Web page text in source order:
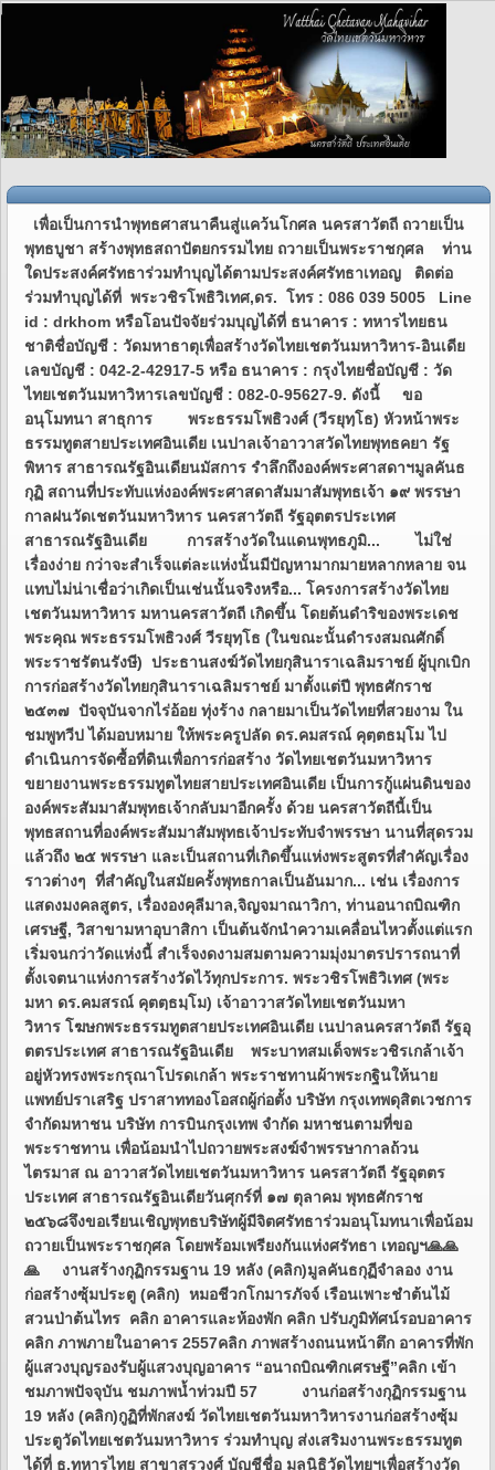
เพื่อเป็นการนำพุทธศาสนาคืนสู่แคว้นโกศล นครสาวัตถี ถวายเป็นพุทธบูชา สร้างพุทธสถาปัตยกรรมไทย ถวายเป็นพระราชกุศล ท่านใดประสงค์ศรัทธาร่วมทำบุญได้ตามประสงค์ศรัทธาเทอญ ติดต่อร่วมทำบุญได้ที่ พระวชิรโพธิวิเทศ,ดร. โทร : 086 039 5005 Line id : drkhom หรือโอนปัจจัยร่วมบุญได้ที่ ธนาคาร : ทหารไทยธนชาติชื่อบัญชี : วัดมหาธาตุเพื่อสร้างวัดไทยเชตวันมหาวิหาร-อินเดียเลขบัญชี : 042-2-42917-5 หรือ ธนาคาร : กรุงไทยชื่อบัญชี : วัดไทยเชตวันมหาวิหารเลขบัญชี : 082-0-95627-9. ดังนี้ ขออนุโมทนา สาธุการ พระธรรมโพธิวงศ์ (วีรยุทฺโธ) หัวหน้าพระธรรมทูตสายประเทศอินเดีย เนปาลเจ้าอาวาสวัดไทยพุทธคยา รัฐพิหาร สาธารณรัฐอินเดียนมัสการ รำลึกถึงองค์พระศาสดาฯมูลคันธกุฏิ สถานที่ประทับแห่งองค์พระศาสดาสัมมาสัมพุทธเจ้า ๑๙ พรรษากาลฝนวัดเชตวันมหาวิหาร นครสาวัตถี รัฐอุตตรประเทศ สาธารณรัฐอินเดีย การสร้างวัดในแดนพุทธภูมิ... ไม่ใช่เรื่องง่าย กว่าจะสำเร็จแต่ละแห่งนั้นมีปัญหามากมายหลากหลาย จนแทบไม่น่าเชื่อว่าเกิดเป็นเช่นนั้นจริงหรือ... โครงการสร้างวัดไทยเชตวันมหาวิหาร มหานครสาวัตถี เกิดขึ้น โดยต้นดำริของพระเดชพระคุณ พระธรรมโพธิวงศ์ วีรยุทฺโธ (ในขณะนั้นดำรงสมณศักดิ์ พระราชรัตนรังษี) ประธานสงฆ์วัดไทยกุสินาราเฉลิมราชย์ ผู้บุกเบิก การก่อสร้างวัดไทยกุสินาราเฉลิมราชย์ มาตั้งแต่ปี พุทธศักราช ๒๕๓๗ ปัจจุบันจากไร่อ้อย ทุ่งร้าง กลายมาเป็นวัดไทยที่สวยงาม ในชมพูทวีป ได้มอบหมาย ให้พระครูปลัด ดร.คมสรณ์ คุตฺตธมฺโม ไปดำเนินการจัดซื้อที่ดินเพื่อการก่อสร้าง วัดไทยเชตวันมหาวิหาร ขยายงานพระธรรมทูตไทยสายประเทศอินเดีย เป็นการกู้แผ่นดินขององค์พระสัมมาสัมพุทธเจ้ากลับมาอีกครั้ง ด้วย นครสาวัตถีนี้เป็นพุทธสถานที่องค์พระสัมมาสัมพุทธเจ้าประทับจำพรรษา นานที่สุดรวมแล้วถึง ๒๕ พรรษา และเป็นสถานที่เกิดขึ้นแห่งพระสูตรที่สำคัญเรื่องราวต่างๆ ที่สำคัญในสมัยครั้งพุทธกาลเป็นอันมาก... เช่น เรื่องการแสดงมงคลสูตร, เรื่ององคุลีมาล,จิญจมาณาวิกา, ท่านอนาถบิณฑิกเศรษฐี, วิสาขามหาอุบาสิกา เป็นต้นจักนำความเคลื่อนไหวตั้งแต่แรกเริ่มจนกว่าวัดแห่งนี้ สำเร็จงดงามสมตามความมุ่งมาตรปรารถนาที่ตั้งเจตนาแห่งการสร้างวัดไว้ทุกประการ. พระวชิรโพธิวิเทศ (พระมหา ดร.คมสรณ์ คุตตฺธมฺโม) เจ้าอาวาสวัดไทยเชตวันมหาวิหาร โฆษกพระธรรมทูตสายประเทศอินเดีย เนปาลนครสาวัตถี รัฐอุตตรประเทศ สาธารณรัฐอินเดีย พระบาทสมเด็จพระวชิรเกล้าเจ้าอยู่หัวทรงพระกรุณาโปรดเกล้า พระราชทานผ้าพระกฐินให้นายแพทย์ปราเสริฐ ปราสาททองโอสถผู้ก่อตั้ง บริษัท กรุงเทพดุสิตเวชการ จํากัดมหาชน บริษัท การบินกรุงเทพ จํากัด มหาชนตามที่ขอพระราชทาน เพื่อน้อมนําไปถวายพระสงฆ์จําพรรษากาลถ้วนไตรมาส ณ อาวาสวัดไทยเชตวันมหาวิหาร นครสาวัตถี รัฐอุตตรประเทศ สาธารณรัฐอินเดียวันศุกร์ที่ ๑๗ ตุลาคม พุทธศักราช ๒๕๖๘จึงขอเรียนเชิญพุทธบริษัทผู้มีจิตศรัทธาร่วมอนุโมทนาเพื่อน้อมถวายเป็นพระราชกุศล โดยพร้อมเพรียงกันแห่งศรัทธา เทอญฯ🙏🙏🙏 งานสร้างกุฏิกรรมฐาน 19 หลัง (คลิก)มูลคันธกุฏีจำลอง งานก่อสร้างซุ้มประตู (คลิก) หมอชีวกโกมารภัจจ์ เรือนเพาะชำต้นไม้สวนป่าต้นไทร คลิก อาคารและห้องพัก คลิก ปรับภูมิทัศน์รอบอาคารคลิก ภาพภายในอาคาร 2557คลิก ภาพสร้างถนนหน้าตึก อาคารที่พักผู้แสวงบุญรองรับผู้แสวงบุญอาคาร “อนาถบิณฑิกเศรษฐี”คลิก เข้าชมภาพปัจจุบัน ชมภาพน้ำท่วมปี 57 งานก่อสร้างกุฏิกรรมฐาน 19 หลัง (คลิก)กูฏิที่พักสงฆ์ วัดไทยเชตวันมหาวิหารงานก่อสร้างซุ้มประตูวัดไทยเชตวันมหาวิหาร ร่วมทำบุญ ส่งเสริมงานพระธรรมทูต ได้ที่ ธ.ทหารไทย สาขาสุรวงศ์ บัญชีชื่อ มูลนิธิวัดไทยฯเพื่อสร้างวัดเชตวันมหาวิหาร-อินเดีย บัญชีออมทรัพย์ เลขที่ 078-2-14801-9 โทร.อินเดีย +919621626090 หรือ โทร.ไทย 0860395005 ขอเจริญพร ร่วมทำบุญ คลิกดูรายละเอียด (ที่นี่) ถวายกุฎิกรรมฐาน ถวายการต้อนรับคณะวัดมเหยงคณ์ แจกผ้าห่มกันหนาว คณะพระนวกโพธิ สำนักเลขานายกฯ ทอดผ้ากฐินสามัคคี ๒๕๖๐ ขออนุโมทนาบุญ เจ้าภาพทอดผ้ากฐินสามัคคี" ประธานโดย นายประสิทธิ์ เตชะกมลสุข (ครอบครัวเตชะคูณพิพัฒน์) กรรมการผู้จัดการ หจก.อวนเจริญ สัมพันธวงศ์ กรุงเทพมหานคร ถวายแด่พระสงฆ์ผู้จำพรรษากาลถ้วนไตรมาส โดยพระครูปริยัติโพธิวิเทศ ( พระมหา คร.คมสรณ์ คุตตฺธมฺโม)เจ้าอาวาสวัดไทยเชตวันมหาวิหาร นครสาว้ตถี รับเป็นผู้ครองผ้าไตรจีวร ในพรรษาอันถ้วนไตรมาสนี้ คณะสงฆ์แช่ซ้อง พร้อม อนุโมทนา สาธุการ ...ในวันเสาร์ที่ ๒๑ ตุลาคม ๒๕๖๐ ตรงกับวันแรม ๒ ค่ำเดือน ๑๒ ก่อนที่จะรับพรจากคณะสงฆ์ คณะผู้แสวงบุญได้ร่วมใจกัน ร้องเพลง สรรเสริญพระบารมี น้อมรำลึก และถวายผลของบุญ อันปฏิบัติดีแล้ว แด่พระบาทสมเด็จ พระเจ้าอยู่หัว ภูมิพลอดุลยเดช รัชกาลที่ ๙ ในพระบรมโกฏิ จากนั้นพระสงฆ์ให้พร ขอความสุข ความเจริญพึงมีแด่ผู้ปฏิบัตดี ปฏิบัติชอบ สืบไป เทอญ...ดูภาพเพิ่มเติม พระราชทานผ้าพระกฐินพระราชทานปี ๒๕๕๙วันอาทิตย์ที่ ๖ พฤศจิกายน ๒๕๕๙ เวลา ๐๙.๐๐ น.นางสาวมาริษา คุวานันท์ กรรมการผู้จัดการ บริษัท โตโยต้า นครสวรรค์ และบริษัทในเครือโค้วยู่ฮะ ได้อัญเชิญผ้าพระกฐินพระราชทานและบริวารกฐินทั้งปวง ของพระบาทสมเด็จพระปรมินทรมหาภูมิพลอดุลยเดช มหิตลาธิเบศรรามาธิบดี จักรีนฤบดินทร สยามินทราธิราช บรมนาถบพิตร ในพระบรมโกศ ผู้ทรงพระคุณอันประเสริฐ กอปรด้วยพระราชศรัทธา ทรงพระกรุณาโปรดเกล้าฯ พระราชทานให้ เพื่อน้อมนำมาทอดถวายแด่พระภิกษุสงฆ์ผู้อยู่จำพรรษากาลถ้วนไตรมาส ณ วัดไทยเชตวันมหาวิหาร นครสาวัตถี รัฐยูพี สาธารณรัฐอินเดีย ที่ศาลาหอสวดมนต์พิธีชั่วคราว เพื่อกระทำกาลอันควรแก่กฐินัตถารกิจตามพระบรมพุทธานุญาต ให้ภิกษุซึ่งอยู่จำพรรษากาลถ้วนไตรมาสแล้ว กระทำกฐินัตถารกิจพิธี ด้วยผ้าที่บังเกิดในจีวรกาล และเมื่อได้กรานกฐินแล้ว อานิสงส์คุณ ๕ ประการ จะพึงสำเร็จแก่สงฆ์ทั้งปวงผู้ที่ได้กรานกฐิน กับทั้งจีวรกาล ยืดออกไป ๔ เดือน คือ โดยมีพระเดชพระคุณ พระเทพโพธิวิเทศ (วีรยุทฺโธ) หัวหน้าพระธรรมทูต สายอินเดีย-เนปาล เป็นประธานในการอปโลกน์ผ้าพระกฐินพระราชทาน และพระครูปริยัติโพธิวิเทศ (คมสรณ์) เจ้าอาวาสวัดไทยเชตวันมหาวิหาร นั่งองค์ที่ ๒ และเหล่าพระสงฆ์ทรงสมณศักดิ์ตามลำดับ ซึ่งพร้อมปัจจัยอันเป็นบริวารจำนวนทั้งสิ้น ๑๙,๒๑๗,๓๐๙.- บาท จึงขออนุโมทนาโดยทั่วกันทุกท่านเทอญ. เมื่อวันที่ ๖ พฤศจิกายน ๒๕๕๙ เวลา ๑๒.๓๐ น. ในวันถวายผ้าพระกฐินพระราชทาน โดยเวลาต่อเนื่อง ได้ถือเอาฤกษ์วันนี้เป็นวันเปิด "อาคารอนาถบิณฑิกเศรษฐี" เพื่อเป็นอาคารที่พักรับรองอันสัปปายะแด่ผู้ที่มาแสวงบุญจากทั่วทุกมุมโลกที่เดินทางหลั่งไหลมาแสวงบุญยังนครสาวัตถี รัฐยูพี สาธารณรัฐอินเดียแห่งนี้ อันมีพุทธสถานในสมัยพุทธกาลมากมายให้มองถึงความเป็นไป ประธานโดย พระเดชพระคุณพระเทพโพธิวิเทศ (วีรยุทฺโธ) ห้วหน้าพระธรรมทูตอินเดีย-เนปาล พร้อมศิษยานุศิษย์พระธรรมทูต จิตอาสา และเจ้าภาพหลัก พร้อมทั้งอุบาสกอุบาสิกาพุทธศาสนิกชน ผู้มีความศรัทธาได้มีส่วนร่วมสร้างวัดวาอารามทุกคนทุกท่าน ทั้งชาวไทย- ต่างประเทศ จึงขอเชิญร่วมอนุโมทนาบุญพร้อมเพรียงกันด้วย เทอญฯ ..............................อาคาร “อนาถบิณฑิกเศรษฐี” หลังนี้เกิดจากแรงศรัทธาของคณะผู้แสวงบุญชาวไทย นำโดย ดร.วิญญู คุวานันท์ ผู้เดินทางมาสักการะสังเวชนียสถาน ณ ประเทศอินเดีย เมื่อปี พ.ศ. ๒๕๕๓ ได้ทราบว่าพระครูปริยัติโพธิวิเทศ (ดร.พม.คมสรณ์ คุตฺตธมฺโม) เจ้าอาวาสวัดไทยเชตวันมหาวิหาร ได้รับมอบหมายจาก พระราชรัตนรังษี (ปัจจุบันพระเทพโพธิวิเทศ) หัวหน้าพระธรรมทูตอินเดีย-เนปาล ให้ดำเนินการจัดซื้อที่ดินจำนวน ๓๘ ไร่ เพื่อสร้างวัดไทยแห่งใหม่ขึ้น ณ เมืองสาวัตถี ประเทศอินเดีย ในนามพุทธบริษัทชาวไทย เพื่อร่วมฉลองในวโรกาสที่พระบาทสมเด็จพระปรมินทรมหาภูมิพลอดุลยเดช ทรงเจริญพระชนมายุครบ ๘๖ พรรษา ในขณะนั้น และเพื่อเป็นการสานต่อปณิธานแห่งศรัทธาความตั้งใจของคุณพ่อ ดร.วิญญู คุวานันท์ ผู้ล่วงลับให้สำเร็จสมความปรารถนา คณะลูกหลาน และผู้มีจิตศรัทธาทั้งหลาย จึงได้ขอพระราชทานทอดผ้าพระกฐินพระราชทาน ในปี พ.ศ.๒๕๕๖ เพื่อนำไปร่วมซื้อที่ดินและก่อสร้างอาคารรับรองผู้แสวงบุญ “อนาถบิณฑิกเศรษฐี” แต่เนื่องจากทางวัดต้องใช้ปัจจัยทุนทรัพย์เป็นจำนวนมากเพราะอยู่ในช่วงเริ่มต้นของการพัฒนาจึงปวารนาเป็นเจ้าภาพทอดผ้าพระกฐินพระราชทานอีกครั้ง ในปี พ.ศ. ๒๕๕๙ นำโดย คณะบุตรหลานของ ดร.วิญญู คุวานันท์ และผู้มีจิตศรัทธาทั่วไป ผู้ต้องการสร้างอาคารที่พักเพื่อผู้แสวงบุญนี้ให้สำเร็จ เพื่อถวายเป็นพระราชกุศลแด่พระบาทสมเด็จพระปรมินทรมหาภูมิพลอดุลยเดช ในพระบรมโกศ และเป็นการอุทิศส่วนกุศลนี้แด่คุณพ่อวิญญู - คุณแม่มาลิน คุวานันท์ ผู้ล่วงลับไปแล้ว บัดนี้อาคาร “อนาถบิณฑิกเศรษฐี” ได้สร้างเสร็จสมบรูณ์แล้วทั้งสามารถรองรับพุทธศาสนิกชนได้จำนวน ๑๘,๐๐๐ คนต่อปี โดยใช้งบประมาณในการก่อสร้างทั้งสิ้น ๒๙ ล้านบาท (ยี่สิบเก้าล้านบาทถ้วน) ขออนุโมทนาบุญโดยยิ่ง. พระราชทานผ้าพระกฐินพระราชทานปี ๒๕๕๘วันเสาร์ที่ ๒๙ ตุลาคม ๒๕๕๘ เวลา ๐๙.๑๙ น. พระบาทสมเด็จพระเจ้าอยู่ ทรงพระกรุณาโปรดเกล้าฯ พระราชทานผ้าพระกฐินพระราชทานให้นางสาวนวรัตน์ ไตรรักษ์ (นายกเทศมนตรี ต.ดอนห้วฬ่อ อ.เมือง จ.ชลบุรี พร้อมคณะ) นำผ้าพระกฐินพระราชทานและบริวารทั้งปวงมาถวายแด่พระสงฆ์ผู้อยู่จำพรรษาถ้วนไตรมาส ณ อาวาสวัดไทยเชตวันมหาวิหาร นครสาวัตถี-อินเดีย โดยมี ฯพณฯ ธวัธชัย ทวีศรี ประธานที่ปรึกษาคณะกรรมการ สร้างวัดไทยเชตวันมหาวิหาร- อินเดีย นำเข้ารับพระราชทานผ้าพระกฐิน ณ พระบรมมหาราชวัง มีคุณราตรีรัตน์ ทองรูปสวัสดิ์ บริษัท ทรัพย์พันแสน ท่องเที่ยว จำกัด และคุณกฤติยา ฐิติวรารักษ์ บริษัท เอเชียน่า กรุ๊ป (2012) จำกัด อำนวยความสะดวกในการเดินทาง พระบาทสมเด็จพระเจ้าอยู่หัวฯ ทรงพระกรุณาโปรดเกล้าพระราชทานผ้าพระกฐินให้ นางสาวมาริษา คุวานันท์ กรรมการผู้จัดการบริษัทโตโยต้า นครสวรรค์ 1981 จำกัด อัญเชิญผ้าพระกฐินพระราชทาน ถวายแด่พระสงฆ์ผู้จำพรรษากาลถ้วนไตรมาส ในวันพุทธที่ 6 พฤศจิกายน 2556 ขึ้น 4 ค่ำ เดือน 12 ณ วัดไทยเชตวันมหาวิหารคุณภาสกร บูรณะวิทย์ กรรมการผู้จัดการบริษัทกระเบื้องกระดาษไทย และคณะอัญเชิญผ้ากฐินถวายแต่พระสงฆ์ผู้จำพรรษากาลถ้วนไตรมาส ในวันพุทธที่ 5 พฤศจิกายน 2556 ขึ้น 3 ค่ำ เดือน 12 ณ วัดป่าบุพพาราม รัฐยูพี สาธารณรัฐอินเดีย พิธีวางอิฐมงคลสร้างอาคารรับรองผู้แสวงบุญ โค้วยู่ฮุะ มหาเศรษฐีอนาถบิณฑิกะ ตามปณิธานของ คุณพ่อ ดร.วัญญู คุวานันท์ 6 พฤศจิกายน 2556 ณ วัดไทยเชตวันมหาวิหาร นครสาวัตถี อินเดีย พระครูปริยัติโพธิวิเทศ เจ้าอาวาสวัดไทยเชตวันมหาวิหาร ในนามคณะสงฆ์จากประเทศไทย แสดงความชื่นชมยินดี กับงานเปิดโครงการฯ ซึ่งคณะทำงานใช้ความพยายามมากว่า ๑๓ ปี(คลิกอ่านต่อ)งานก่อสร้างอาคารที่พักผู้แสวงบุญดำเนินการก่อสร้างอย่างต่อเนื่อง จนถึงปัจจุบันได้มีการตกแต่งห้องที่พักบ้างส่วนแล้ว จึงขอประกาศเพื่ออนุโมทนาบุญโดยทั่วกัน(คลิกดูภาพ)วันชาติอินเดีย (Republic day of india)คณะสงฆ์วัดไทยเชตวันมหาวิหาร นำโดยพระครูปริยัติโพธิวิเทศ เจ้าอาวาส ได้นำกล่าวเปิดงานและมอบของขวัญให้กับนักเรียนตามโรงเรียนต่างๆในครสาวัตถี (อ่านต่อคลิก) เสวนาเรื่อง:ชี้ทิศเห็นทาง พระธรรมทูตไทยในอินเดีย ๑๕ สิงหาคม ๒๕๕๖ เวลา ๑๔.๐๐-๑๗.๐๐ น.ประชุมพระธรรมทูตสายอินเดีย-เนปาล ร่วมกันหาทิศทางในการเผยแผ่พระพุทธศาสนาในอินเดีย มีผู้ร่วมเสวนา คือ ๑. พระครูสิทธิปริยัติวิเทศ (ดร.พม.ฉลอง จนฺทสิริ) พูดเรื่อง "ชี้ทิศทางการทำงานในหัวใจคนอินเดีย ความสำเร็จของเรา สู่เป้าหมายโลก"คลิก ชมประมวลภาพชื้อที่ดินสร้างบุพพาราม ๒๖ สิงหาคม ๒๕๕๖ ดำเนินการจัดซื้อที่ดินเพื่อสร้างวัดบุพพาราม เมืองสาวัตถี อีก ๖ ไร่เศษ เพื่อเป็นอนุสรณ์นางวิสาขามหาอุบาสิกา ผู้เป็นเลิศกว่าอุบาสิกาทั้งปวงผู้ถวายทาน เป็นส่วนขยายจากเดิมที่มีอยู่แล้วประมาณ ๙ ไร่ วัดแห่งนี้จักเน้นความเป็นอรัญญวาสี อันเป็นสัปปายะแก่ผู้ใคร่ความสงบทั้งหลาย และจักเป็นโอกาสเหล่าบรรดาลูกหลานนางวิสาขาทั้งหลายจักได้มาร่วมสร้างวัดแห่งนี้กัน ปีนี้ท่านคมสรณ์ดำเนินการซื้อทั้งที่ด่านโสเนารี กุสินารา และสาวัตถี